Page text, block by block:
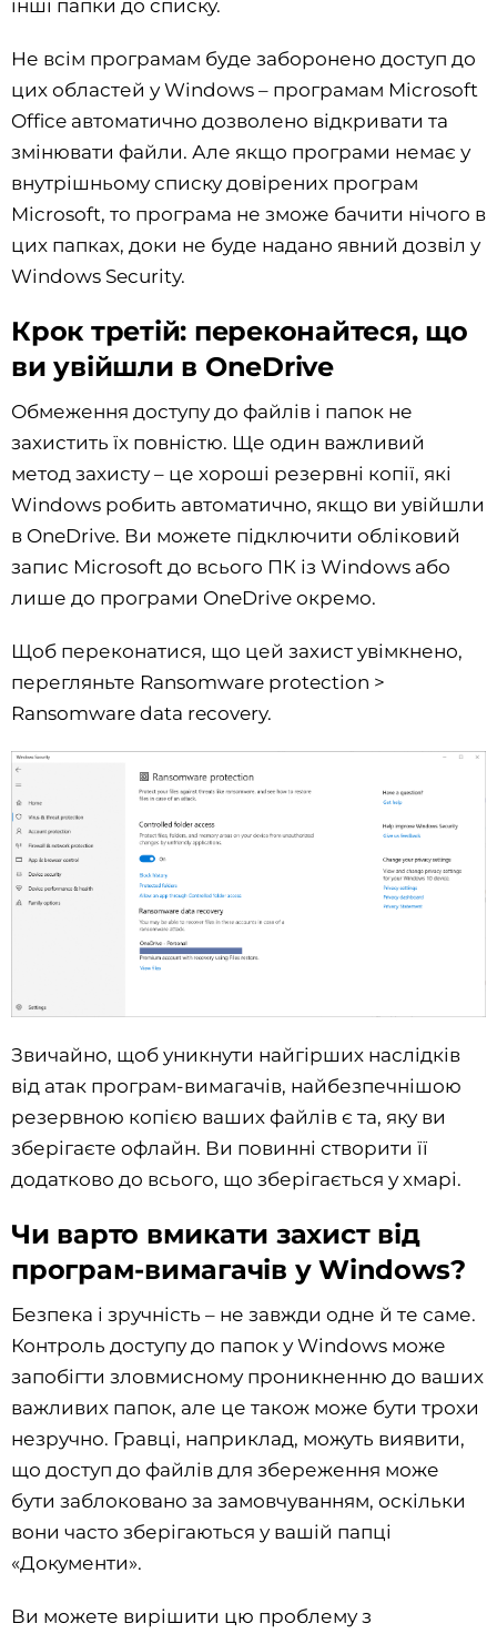
інші папки до списку.
Не всім програмам буде заборонено доступ до
цих областей у Windows – програмам Microsoft
Office автоматично дозволено відкривати та
змінювати файли. Але якщо програми немає у
внутрішньому списку довірених програм
Microsoft, то програма не зможе бачити нічого в
цих папках, доки не буде надано явний дозвіл у
Windows Security.
Крок третій: переконайтеся, що
ви увійшли в OneDrive
Обмеження доступу до файлів і папок не
захистить їх повністю. Ще один важливий
метод захисту – це хороші резервні копії, які
Windows робить автоматично, якщо ви увійшли
в OneDrive. Ви можете підключити обліковий
запис Microsoft до всього ПК із Windows або
лише до програми OneDrive окремо.
Щоб переконатися, що цей захист увімкнено,
перегляньте Ransomware protection >
Ransomware data recovery.
Звичайно, щоб уникнути найгірших наслідків
від атак програм-вимагачів, найбезпечнішою
резервною копією ваших файлів є та, яку ви
зберігаєте офлайн. Ви повинні створити її
додатково до всього, що зберігається у хмарі.
Чи варто вмикати захист від
програм-вимагачів у Windows?
Безпека і зручність – не завжди одне й те саме.
Контроль доступу до папок у Windows може
запобігти зловмисному проникненню до ваших
важливих папок, але це також може бути трохи
незручно. Гравці, наприклад, можуть виявити,
що доступ до файлів для збереження може
бути заблоковано за замовчуванням, оскільки
вони часто зберігаються у вашій папці
«Документи».
Ви можете вирішити цю проблему з